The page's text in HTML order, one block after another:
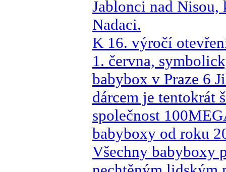
Jablonci nad
Nadaci.
K 16. výročí
1. června,
babybox v Praze 6
dárcem je tentokrát
společnost
babyboxy od roku
Všechny babyboxy